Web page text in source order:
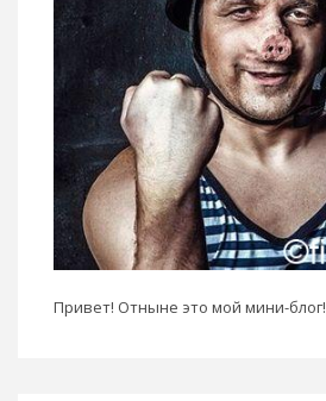
Привет! Отныне это мой мини-блог!